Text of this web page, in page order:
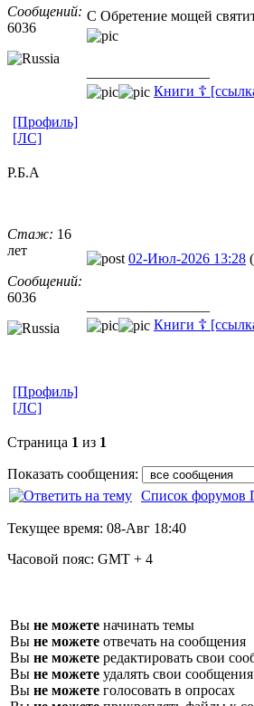
Сообщений:
6036
С Обретение мощей
Книги ☦
[Профиль]
[ЛС]
Р.Б.А
Стаж: 16
лет
Сообщений:
6036
02-Июл-2026 13:28
Книги ☦
[Профиль]
[ЛС]
Страница 1 из 1
Показать сообщения:
Список форумов
Текущее время: 08-Авг 18:40
Часовой пояс: GMT + 4
Вы не можете начинать темы
Вы не можете отвечать на сообщения
Вы не можете редактировать свои
Вы не можете удалять свои сообщения
Вы не можете голосовать в опросах